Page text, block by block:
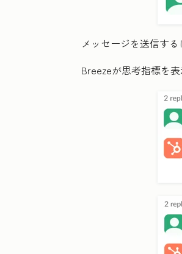
メッセージを送信す
Breezeが思考指標を